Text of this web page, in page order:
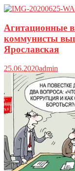
Агитационные
коммунисты
Ярославская
25.06.2020admin